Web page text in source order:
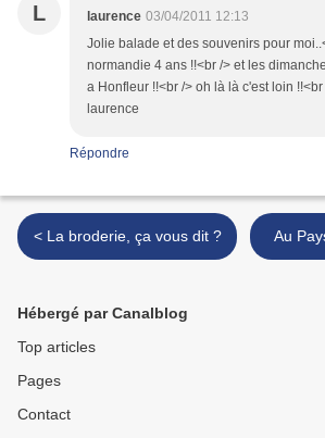
L laurence 03/04/2011 12:13
Jolie balade et des souvenirs pour
normandie 4 ans !!<br /> et les
a Honfleur !!<br /> oh là là c'est loin
laurence
Répondre
< La broderie, ça vous dit ?
Hébergé par Canalblog
Top articles
Pages
Contact